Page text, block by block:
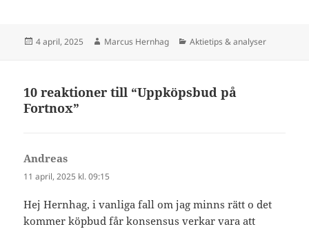
Postat
4 april, 2025 Författare
Marcus Hernhag Kategorier
Aktietips & analyser
10 reaktioner till “Uppköpsbud på
Fortnox”
Andreas
11 april, 2025 kl. 09:15
Hej Hernhag, i vanliga fall om jag minns rätt o det
kommer köpbud får konsensus verkar vara att